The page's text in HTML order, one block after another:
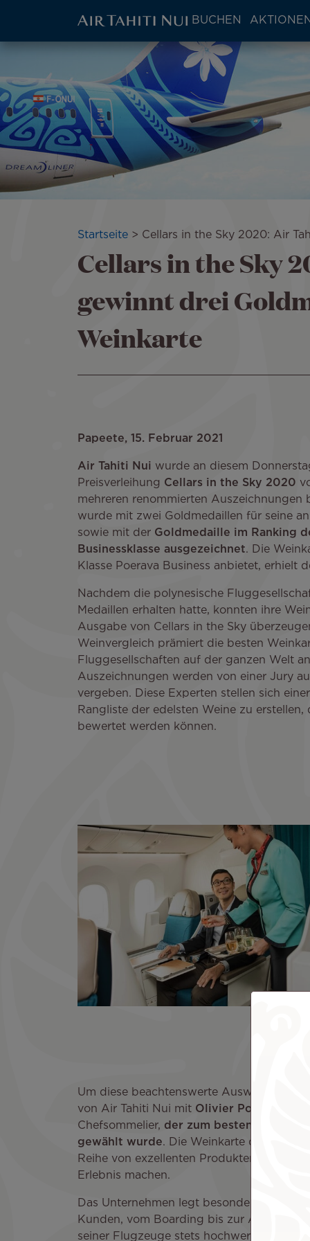
wechseln
Main
menu
block
BUCHEN
Pfadnavigation
Startseite Cellars in the Sky 2020: Air
Cellars in the Sky
gewinnt drei
Weinkarte
Papeete, 15. Februar 2021
Air Tahiti Nui wurde an diesem
Preisverleihung Cellars in the Sky 2020
mehreren renommierten Auszeichnungen
wurde mit zwei Goldmedaillen für seine
sowie mit der Goldmedaille im Ranking
Businessklasse ausgezeichnet. Die
Klasse Poerava Business anbietet, erhielt
Nachdem die polynesische
Medaillen erhalten hatte, konnten ihre
Ausgabe von Cellars in the Sky
Weinvergleich prämiert die besten
Fluggesellschaften auf der ganzen Welt
Auszeichnungen werden von einer Jury
vergeben. Diese Experten stellen sich
Rangliste der edelsten Weine zu
bewertet werden können.
Um diese beachtenswerte Auswahl zu
von Air Tahiti Nui mit Olivier Poussier
Chefsommelier, der zum besten
gewählt wurde. Die Weinkarte der
Reihe von exzellenten Produkten, die
Erlebnis machen.
Das Unternehmen legt besonderen Wert
Kunden, vom Boarding bis zur Ankunft.
seiner Flugzeuge stets hochwertige